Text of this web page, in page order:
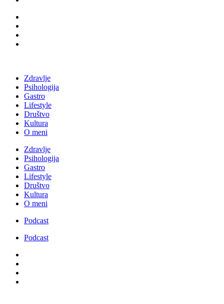
Zdravlje
Psihologija
Gastro
Lifestyle
Društvo
Kultura
O meni
Zdravlje
Psihologija
Gastro
Lifestyle
Društvo
Kultura
O meni
Podcast
Podcast